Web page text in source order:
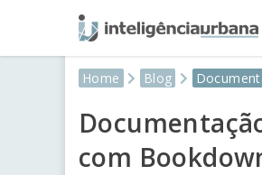
Home Blog
com